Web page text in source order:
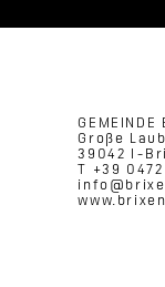
GEMEINDE
Große
39042 I-
T +39